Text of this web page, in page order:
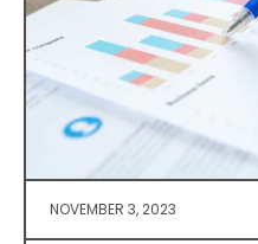
NOVEMBER 3, 2023